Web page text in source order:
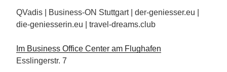
QVadis | Business-ON Stuttgart | der-geniesser.eu |
die-geniesserin.eu | travel-dreams.club
Im Business Office Center am Flughafen
Esslingerstr. 7